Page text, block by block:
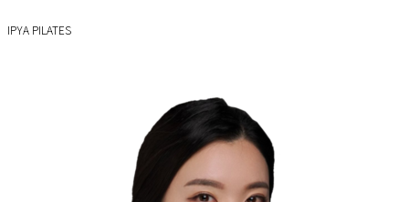
IPYA PILATES